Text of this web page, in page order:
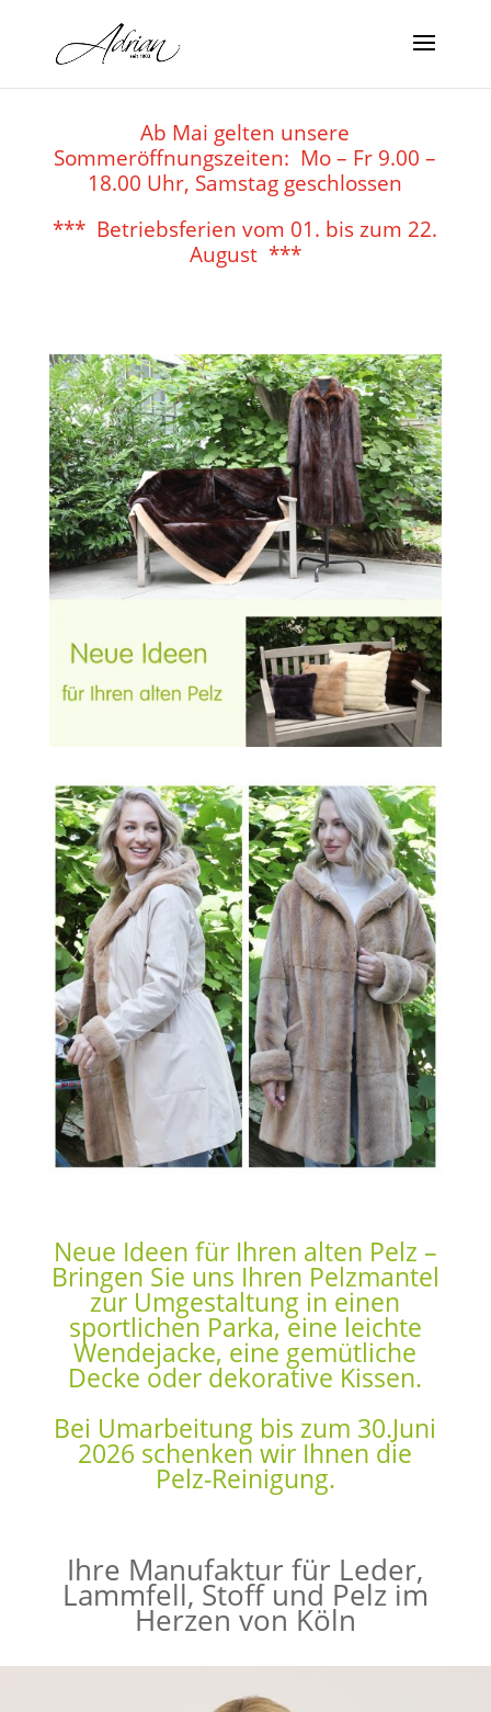
Ab Mai gelten unsere
Sommeröffnungszeiten: Mo – Fr 9.00 –
18.00 Uhr, Samstag geschlossen
*** Betriebsferien vom 01. bis zum 22.
August ***
Neue Ideen für Ihren alten Pelz –
Bringen Sie uns Ihren Pelzmantel
zur Umgestaltung in einen
sportlichen Parka, eine leichte
Wendejacke, eine gemütliche
Decke oder dekorative Kissen.
Bei Umarbeitung bis zum 30.Juni
2026 schenken wir Ihnen die
Pelz-Reinigung.
Ihre Manufaktur für Leder,
Lammfell, Stoff und Pelz im
Herzen von Köln